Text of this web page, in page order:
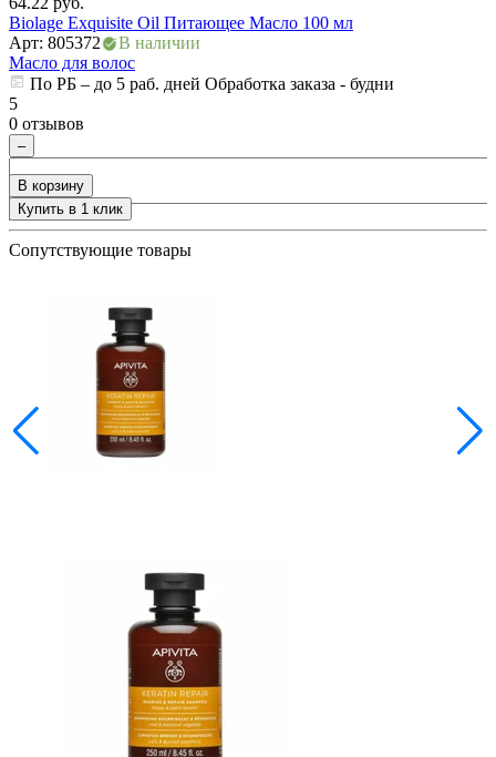
Biolage Exquisite Oil Питающее Масло 100 мл
Арт: 805372
В наличии
Масло для волос
По РБ – до 5 раб. дней Обработка заказа - будни
5
0 отзывов
–
+
В корзину
Купить в 1 клик
Сопутствующие товары